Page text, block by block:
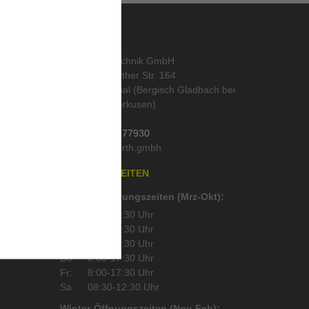
ORTH Landtechnik GmbH
Alte Wipperfürther Str. 164
51519 Odenthal (Bergisch Gladbach bei
Köln und Leverkusen)
02202 / 977930
ÖFFNUNGSZEITEN
Sommer-Öffnungszeiten (Mrz-Okt):
8:00-17:30 Uhr
8:00-17:30 Uhr
8:00-17:30 Uhr
Do:
8:00-17:30 Uhr
Fr:
8:00-17:30 Uhr
Sa:
08:30-12:30 Uhr